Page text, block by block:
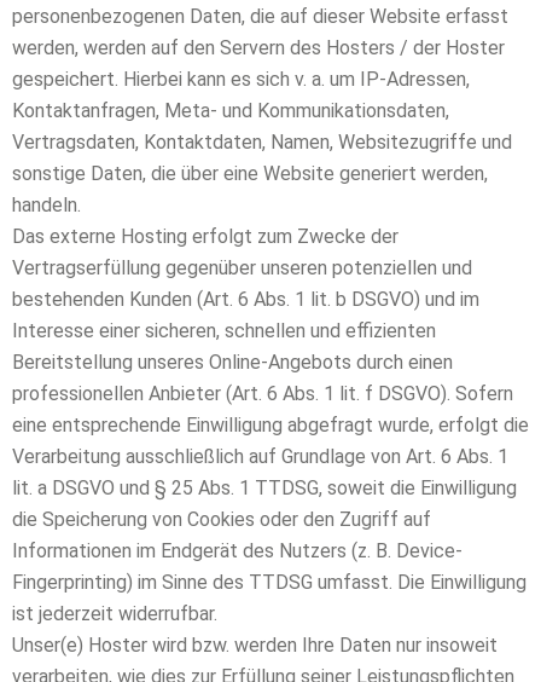
personenbezogenen Daten, die auf dieser Website erfasst
werden, werden auf den Servern des Hosters / der Hoster
gespeichert. Hierbei kann es sich v. a. um IP-Adressen,
Kontaktanfragen, Meta- und Kommunikationsdaten,
Vertragsdaten, Kontaktdaten, Namen, Websitezugriffe und
sonstige Daten, die über eine Website generiert werden,
handeln.
Das externe Hosting erfolgt zum Zwecke der
Vertragserfüllung gegenüber unseren potenziellen und
bestehenden Kunden (Art. 6 Abs. 1 lit. b DSGVO) und im
Interesse einer sicheren, schnellen und effizienten
Bereitstellung unseres Online-Angebots durch einen
professionellen Anbieter (Art. 6 Abs. 1 lit. f DSGVO). Sofern
eine entsprechende Einwilligung abgefragt wurde, erfolgt die
Verarbeitung ausschließlich auf Grundlage von Art. 6 Abs. 1
lit. a DSGVO und § 25 Abs. 1 TTDSG, soweit die Einwilligung
die Speicherung von Cookies oder den Zugriff auf
Informationen im Endgerät des Nutzers (z. B. Device-
Fingerprinting) im Sinne des TTDSG umfasst. Die Einwilligung
ist jederzeit widerrufbar.
Unser(e) Hoster wird bzw. werden Ihre Daten nur insoweit
verarbeiten, wie dies zur Erfüllung seiner Leistungspflichten